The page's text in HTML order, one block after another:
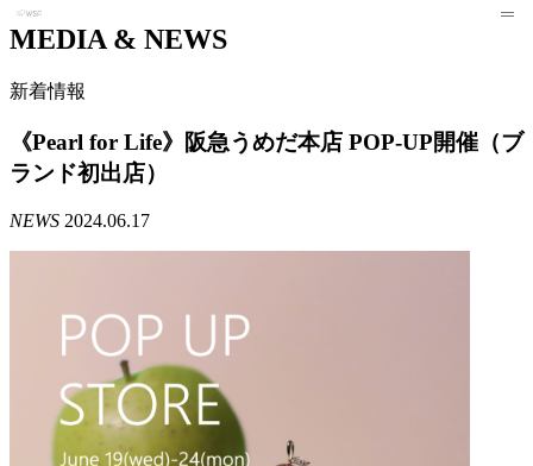
MEDIA & NEWS
新着情報
《Pearl for Life》阪急うめだ本店 POP-UP開催（ブ
ランド初出店）
NEWS 2024.06.17